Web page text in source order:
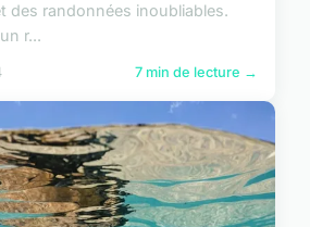
des randonnées inoubliables.
r...
7 min de lecture →